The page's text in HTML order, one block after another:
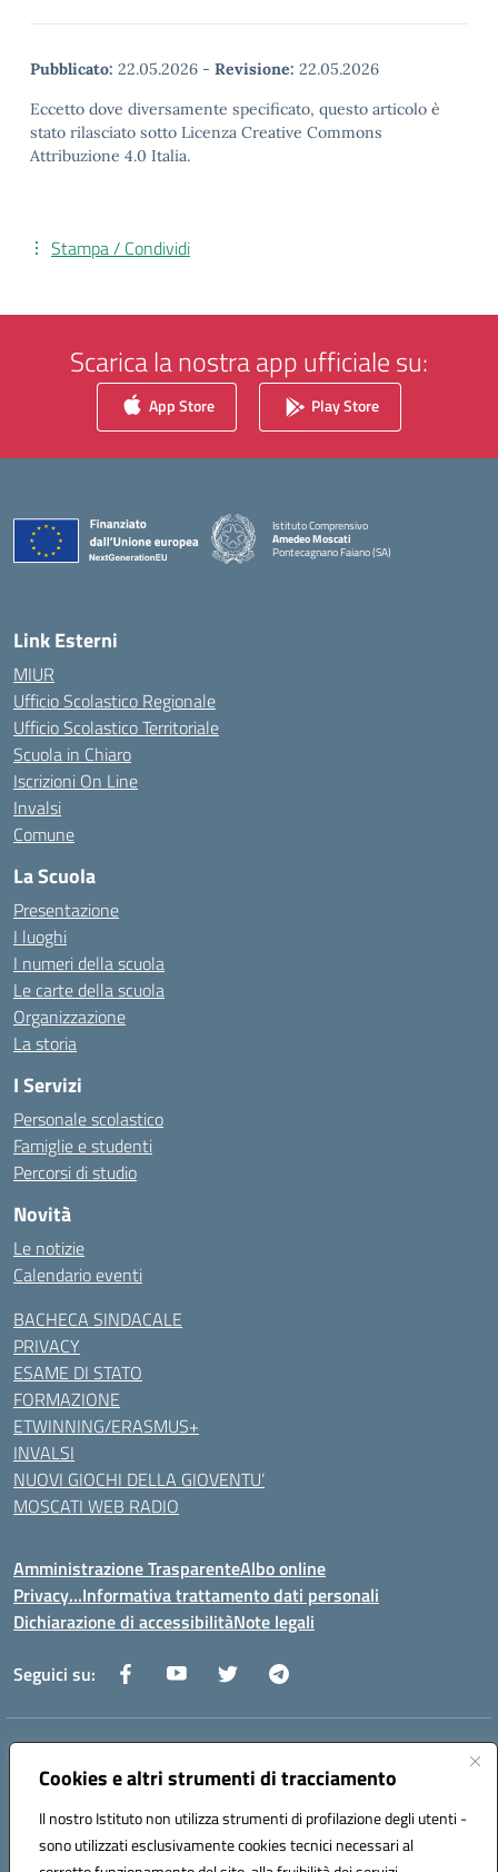
Cookies e altri strumenti di tracciamento
Il nostro Istituto non utilizza strumenti di profilazione degli utenti -
sono utilizzati esclusivamente cookies tecnici necessari al
Pubblicato: 22.05.2026 - Revisione: 22.05.2026
Eccetto dove diversamente specificato, questo articolo è
stato rilasciato sotto Licenza Creative Commons
Attribuzione 4.0 Italia.
Stampa / Condividi
Scarica la nostra app ufficiale su:
App Store Play Store
Istituto Comprensivo
Amedeo Moscati
Pontecagnano Faiano (SA)
— Visita la pagina iniziale della scuola
Link Esterni
MIUR
Ufficio Scolastico Regionale
Ufficio Scolastico Territoriale
Scuola in Chiaro
Iscrizioni On Line
Invalsi
Comune
La Scuola
Presentazione
I luoghi
I numeri della scuola
Le carte della scuola
Organizzazione
La storia
I Servizi
Personale scolastico
Famiglie e studenti
Percorsi di studio
Novità
Le notizie
Calendario eventi
BACHECA SINDACALE
PRIVACY
ESAME DI STATO
FORMAZIONE
ETWINNING/ERASMUS+
INVALSI
NUOVI GIOCHI DELLA GIOVENTU’
MOSCATI WEB RADIO
Amministrazione TrasparenteAlbo online
Privacy…Informativa trattamento dati personali
Dichiarazione di accessibilitàNote legali
Seguici su:
Indirizzo:
Centralino:089 201032 Email:saic88800v@istruzione.it
Codice fiscale: 80028930651
Codice meccanografico:
saic88800v